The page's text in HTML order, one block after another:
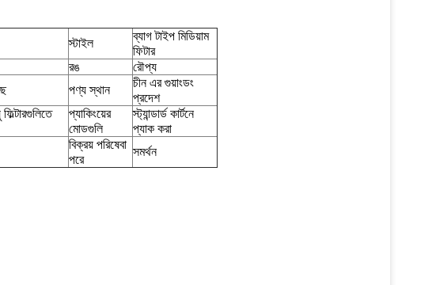
স্টাইল
ব্যাগ টাইপ মিডিয়াম
ফিটার
রঙ
রৌপ্য
পণ্য স্থান
চীন এর গুয়াংডং
প্রদেশ
প্যাকিংয়ের
মোডগুলি
স্ট্যান্ডার্ড কার্টনে
প্যাক করা
বিক্রয় পরিষেবা
পরে
সমর্থন